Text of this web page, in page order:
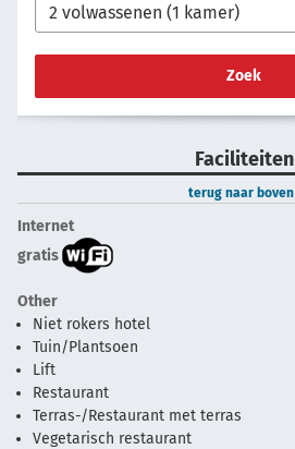
Zoek
Faciliteiten
terug naar boven
Internet
gratis
Other
Niet rokers hotel
Tuin/Plantsoen
Lift
Restaurant
Terras-/Restaurant met terras
Vegetarisch restaurant